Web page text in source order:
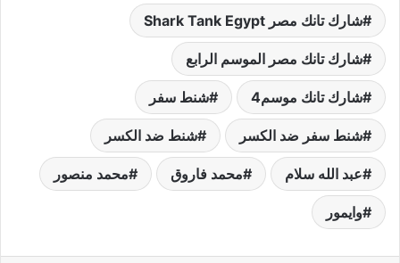
شارك تانك مصر Shark Tank Egypt
شارك تانك مصر الموسم الرابع
شارك تانك موسم4 شنط سفر
شنط سفر ضد الكسر شنط ضد الكسر
عبد الله سلام محمد فاروق محمد منصور
وايمور